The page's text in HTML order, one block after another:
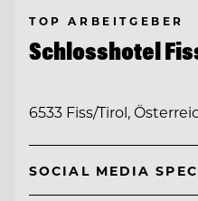
TOP ARBEITGEBER
Schlosshotel
6533 Fiss/Tirol,
SOCIAL MEDIA